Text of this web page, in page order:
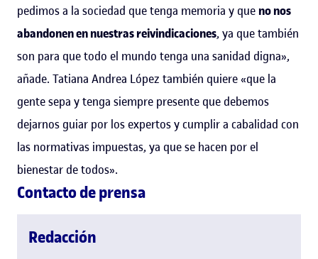
pedimos a la sociedad que tenga memoria y que no nos
abandonen en nuestras reivindicaciones, ya que también
son para que todo el mundo tenga una sanidad digna»,
añade. Tatiana Andrea López también quiere «que la
gente sepa y tenga siempre presente que debemos
dejarnos guiar por los expertos y cumplir a cabalidad con
las normativas impuestas, ya que se hacen por el
bienestar de todos».
Contacto de prensa
Redacción